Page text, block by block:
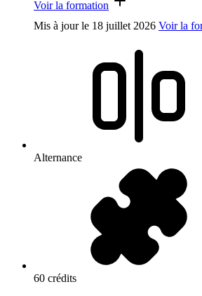
Voir la formation
Mis à jour le 18 juillet 2026 Voir la
Alternance
60 crédits